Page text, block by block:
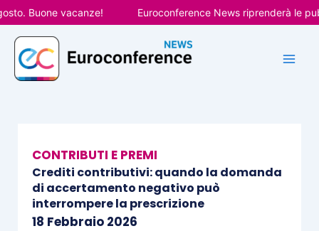
Vai
al
contenuto
vacanze! Euroconference News riprenderà le
CONTRIBUTI E PREMI
Crediti contributivi: quando la domanda
di accertamento negativo può
interrompere la prescrizione
18 Febbraio 2026